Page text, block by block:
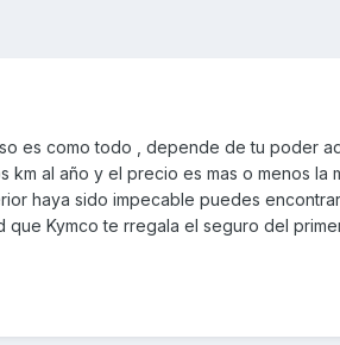
es como todo , depende de tu poder
km al año y el precio es mas o menos la
haya sido impecable puedes
Kymco te rregala el seguro del